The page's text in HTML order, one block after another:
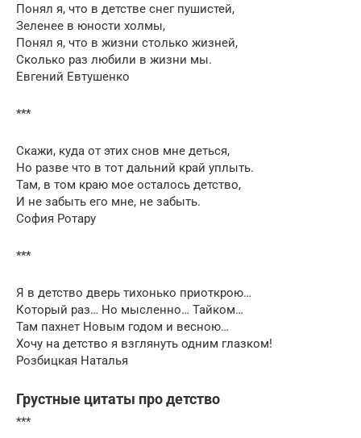
Понял я, что в детстве снег пушистей,
Зеленее в юности холмы,
Понял я, что в жизни столько жизней,
Сколько раз любили в жизни мы.
Евгений Евтушенко
***
Скажи, куда от этих снов мне деться,
Но разве что в тот дальний край уплыть.
Там, в том краю мое осталось детство,
И не забыть его мне, не забыть.
София Ротару
***
Я в детство дверь тихонько приоткрою…
Который раз… Но мысленно… Тайком…
Там пахнет Новым годом и весною…
Хочу на детство я взглянуть одним глазком!
Розбицкая Наталья
Грустные цитаты про детство
***